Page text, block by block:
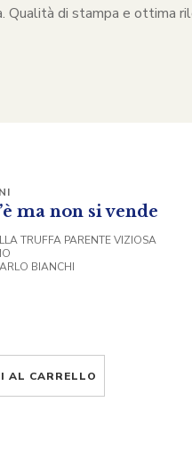
di stampa e ottima
ma non si vende
TRUFFA PARENTE VIZIOSA
BIANCHI
AL CARRELLO